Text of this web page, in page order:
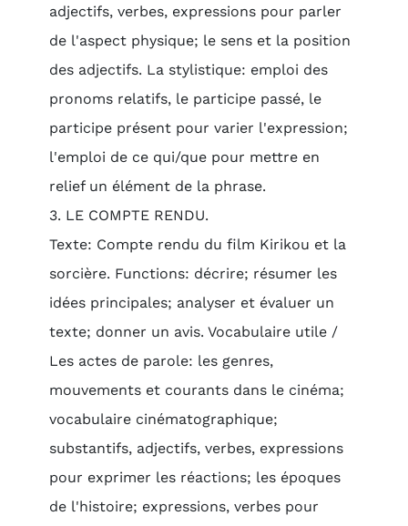
adjectifs, verbes, expressions pour parler
de l'aspect physique; le sens et la position
des adjectifs. La stylistique: emploi des
pronoms relatifs, le participe passé, le
participe présent pour varier l'expression;
l'emploi de ce qui/que pour mettre en
relief un élément de la phrase.
3. LE COMPTE RENDU.
Texte: Compte rendu du film Kirikou et la
sorcière. Functions: décrire; résumer les
idées principales; analyser et évaluer un
texte; donner un avis. Vocabulaire utile /
Les actes de parole: les genres,
mouvements et courants dans le cinéma;
vocabulaire cinématographique;
substantifs, adjectifs, verbes, expressions
pour exprimer les réactions; les époques
de l'histoire; expressions, verbes pour